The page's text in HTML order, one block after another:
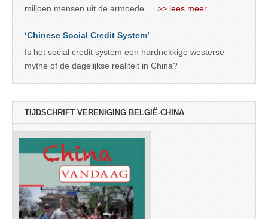
miljoen mensen uit de armoede
… >> lees meer
‘Chinese Social Credit System’
Is het social credit system een hardnekkige westerse
mythe of de dagelijkse realiteit in China?
TIJDSCHRIFT VERENIGING BELGIË-CHINA